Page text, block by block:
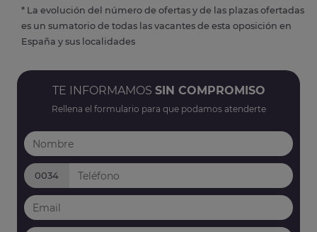
* La evolución del número de ofertas y de las plazas ofertadas
es un sumatorio de todas las vacantes de esta oposición en
España y sus localidades
TE INFORMAMOS SIN COMPROMISO
Rellena el formulario para que podamos atenderte
0034